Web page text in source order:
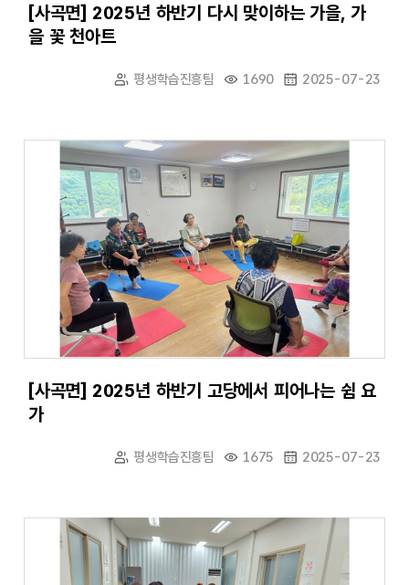
[사곡면] 2025년 하반기 다시 맞이하는 가을, 가
을 꽃 천아트
평생학습진흥팀 1690 2025-07-23
[사곡면] 2025년 하반기 고당에서 피어나는 쉼 요
가
평생학습진흥팀 1675 2025-07-23